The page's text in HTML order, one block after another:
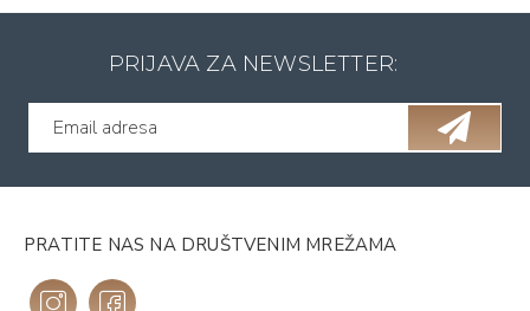
PRIJAVA ZA NEWSLETTER:
PRATITE NAS NA DRUŠTVENIM MREŽAMA